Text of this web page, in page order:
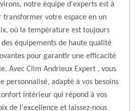
notre équipe d'experts est à
transformer votre espace en un
où la température est toujours
équipements de haute qualité
pour garantir une efficacité
Avec Clim Andrieux Expert , vous
personnalisé, adapté à vos besoins
intérieur qui répond à vos
de l'excellence et laissez-nous